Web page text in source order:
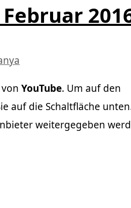
YouTube. Um auf den
auf die Schaltfläche
weitergegeben